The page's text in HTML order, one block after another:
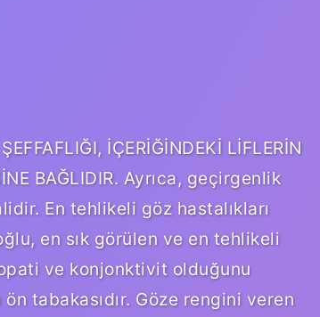
İÇERİĞİNDEKİ LİFLERİN
BAĞLIDIR. Ayrıca, geçirgenlik
En tehlikeli göz hastalıkları
en sık görülen ve en tehlikeli
ve konjonktivit olduğunu
tabakasıdır. Göze rengini veren